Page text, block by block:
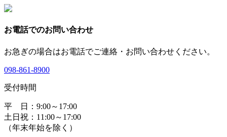
お電話でのお問い合わせ
お急ぎの場合はお電話でご連絡・お問い合わせください。
098-861-8900
受付時間
平 日：9:00～17:00
土日祝：11:00～17:00
（年末年始を除く）